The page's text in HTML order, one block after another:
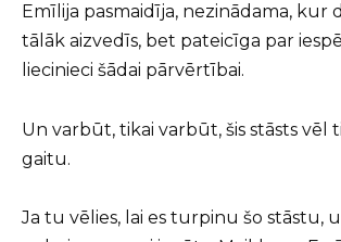
Emīlija pasmaidīja, nezinādama, kur
tālāk aizvedīs, bet pateicīga par
liecinieci šādai pārvērtībai.
Un varbūt, tikai varbūt, šis stāsts vēl
gaitu.
Ja tu vēlies, lai es turpinu šo stāstu,